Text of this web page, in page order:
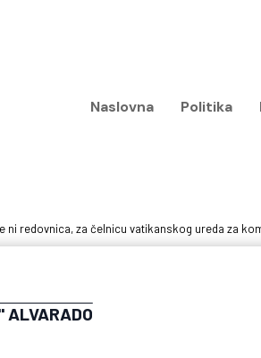
Naslovna Politika
ni redovnica, za čelnicu vatikanskog ureda za
ALVARADO